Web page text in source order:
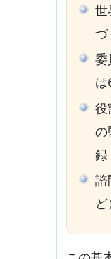
世
づ
委
は
役
の
録
諮